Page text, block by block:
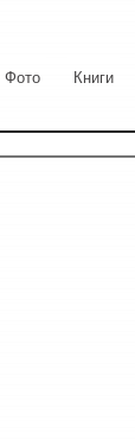
Фото Книги